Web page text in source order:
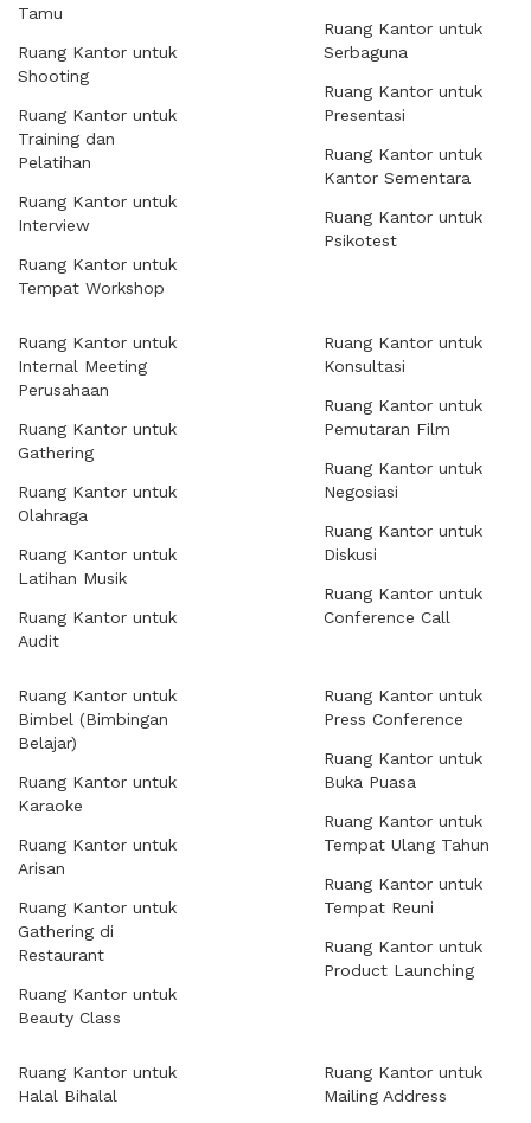
Tamu
Ruang Kantor untuk
Shooting
Ruang Kantor untuk
Training dan
Pelatihan
Ruang Kantor untuk
Interview
Ruang Kantor untuk
Tempat Workshop
Ruang Kantor untuk
Serbaguna
Ruang Kantor untuk
Presentasi
Ruang Kantor untuk
Kantor Sementara
Ruang Kantor untuk
Psikotest
Ruang Kantor untuk
Internal Meeting
Perusahaan
Ruang Kantor untuk
Gathering
Ruang Kantor untuk
Olahraga
Ruang Kantor untuk
Latihan Musik
Ruang Kantor untuk
Audit
Ruang Kantor untuk
Konsultasi
Ruang Kantor untuk
Pemutaran Film
Ruang Kantor untuk
Negosiasi
Ruang Kantor untuk
Diskusi
Ruang Kantor untuk
Conference Call
Ruang Kantor untuk
Bimbel (Bimbingan
Belajar)
Ruang Kantor untuk
Karaoke
Ruang Kantor untuk
Arisan
Ruang Kantor untuk
Gathering di
Restaurant
Ruang Kantor untuk
Beauty Class
Ruang Kantor untuk
Press Conference
Ruang Kantor untuk
Buka Puasa
Ruang Kantor untuk
Tempat Ulang Tahun
Ruang Kantor untuk
Tempat Reuni
Ruang Kantor untuk
Product Launching
Ruang Kantor untuk
Halal Bihalal
Ruang Kantor untuk
Mailing Address